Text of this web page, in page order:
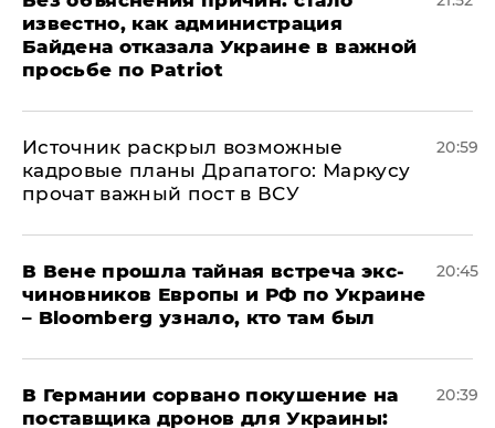
известно, как администрация
Байдена отказала Украине в важной
просьбе по Patriot
​Источник раскрыл возможные
кадровые планы Драпатого: Маркусу
прочат важный пост в ВСУ
20:59
В Вене прошла тайная встреча экс-
чиновников Европы и РФ по Украине
– Bloomberg узнало, кто там был
20:45
​В Германии сорвано покушение на
поставщика дронов для Украины:
20:39